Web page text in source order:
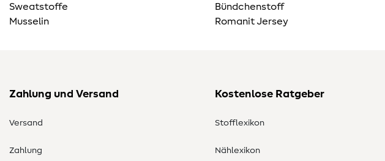
Sweatstoffe
Musselin
Bündchenstoff
Romanit Jersey
Zahlung und Versand
Versand
Zahlung
Kostenlose Ratgeber
Stofflexikon
Nählexikon